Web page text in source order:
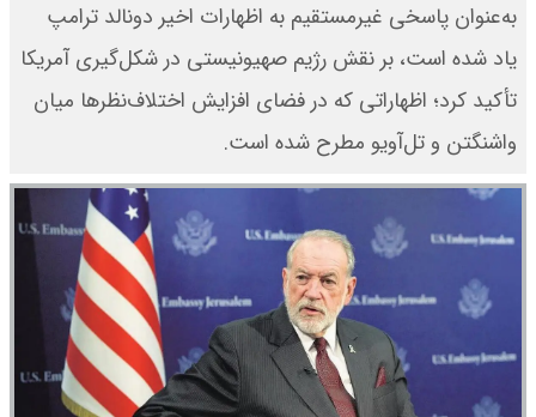
به‌عنوان پاسخی غیرمستقیم به اظهارات اخیر دونالد ترامپ
یاد شده است، بر نقش رژیم صهیونیستی در شکل‌گیری آمریکا
تأکید کرد؛ اظهاراتی که در فضای افزایش اختلاف‌نظرها میان
واشنگتن و تل‌آویو مطرح شده است.